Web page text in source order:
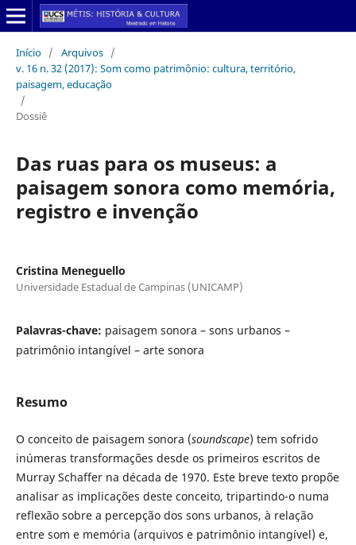
Início / Arquivos /
v. 16 n. 32 (2017): Som como patrimônio: cultura, território,
paisagem, educação
/
Dossiê
Das ruas para os museus: a
paisagem sonora como memória,
registro e invenção
Cristina Meneguello
Universidade Estadual de Campinas (UNICAMP)
Palavras-chave: paisagem sonora – sons urbanos –
patrimônio intangível – arte sonora
Resumo
O conceito de paisagem sonora (soundscape) tem sofrido
inúmeras transformações desde os primeiros escritos de
Murray Schaffer na década de 1970. Este breve texto propõe
analisar as implicações deste conceito, tripartindo-o numa
reflexão sobre a percepção dos sons urbanos, à relação
entre som e memória (arquivos e patrimônio intangível) e,